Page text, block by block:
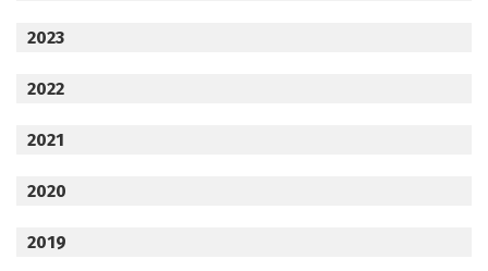
2023
2022
2021
2020
2019